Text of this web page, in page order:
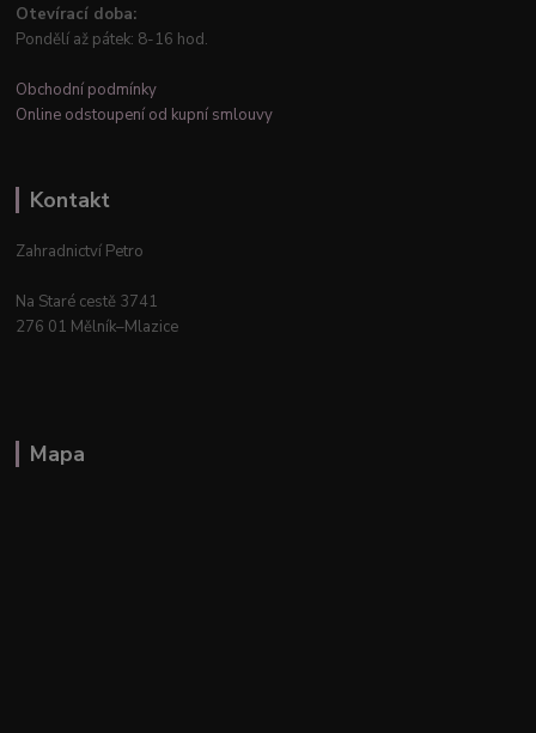
Otevírací doba:
Pondělí až pátek: 8-16 hod.
Obchodní podmínky
Online odstoupení od kupní smlouvy
Kontakt
Zahradnictví Petro
Na Staré cestě 3741
276 01 Mělník–Mlazice
Mapa